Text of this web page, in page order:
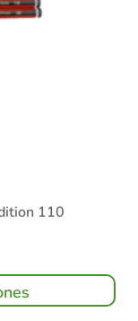
110